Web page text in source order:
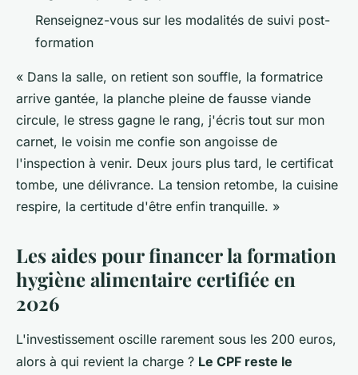
Renseignez-vous sur les modalités de suivi post-
formation
« Dans la salle, on retient son souffle, la formatrice
arrive gantée, la planche pleine de fausse viande
circule, le stress gagne le rang, j'écris tout sur mon
carnet, le voisin me confie son angoisse de
l'inspection à venir. Deux jours plus tard, le certificat
tombe, une délivrance. La tension retombe, la cuisine
respire, la certitude d'être enfin tranquille. »
Les aides pour financer la formation
hygiène alimentaire certifiée en
2026
L'investissement oscille rarement sous les 200 euros,
alors à qui revient la charge ? Le CPF reste le